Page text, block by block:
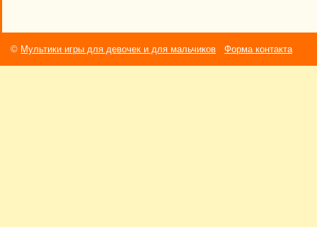
© Мультики игры для девочек и для мальчиков Форма контакта